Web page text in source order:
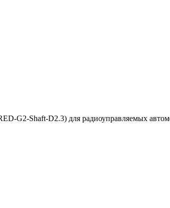
G2-Shaft-D2.3) для радиоуправляемых